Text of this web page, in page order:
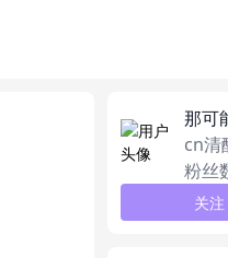
那可
cn清
恐敏
的
粉丝
关注